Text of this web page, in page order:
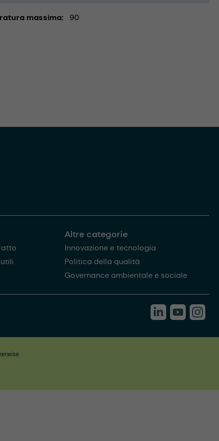
massima 90
Altre categorie
Innovazione e tecnologia
Politica della qualità
Governance ambientale e sociale